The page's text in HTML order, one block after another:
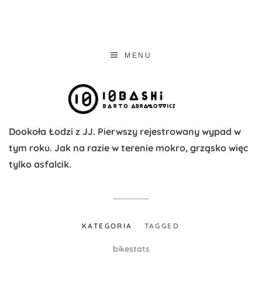
MENU
Dookoła Łodzi z JJ. Pierwszy rejestrowany wypad w
tym roku. Jak na razie w terenie mokro, grząsko więc
tylko asfalcik.
KATEGORIA
bikestats
TAGGED